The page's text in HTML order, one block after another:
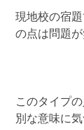
現地校の宿
の点は問題
このタイプ
別な意味に